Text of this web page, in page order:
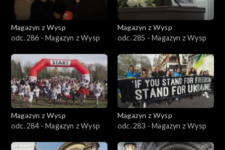
Magazyn z Wysp
odc. 286 - Magazyn z Wysp
Magazyn z Wysp
odc. 285 - Magazyn z Wysp
Magazyn z Wysp
odc. 284 - Magazyn z Wysp
Magazyn z Wysp
odc. 283 - Magazyn z Wysp